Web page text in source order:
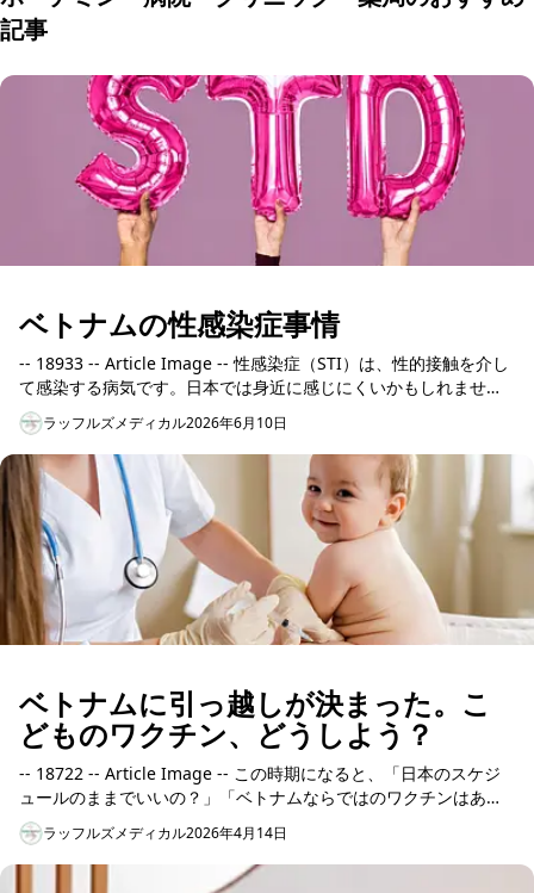
記事
ベトナムの性感染症事情
-- 18933 -- Article Image -- 性感染症（STI）は、性的接触を介し
て感染する病気です。日本では身近に感じにくいかもしれません
が、ベトナムでは医療環...
ラッフルズメディカル2026年6月10日
ベトナムに引っ越しが決まった。こ
どものワクチン、どうしよう？
-- 18722 -- Article Image -- この時期になると、「日本のスケジ
ュールのままでいいの？」「ベトナムならではのワクチンはある
の？」といったご相談を多く...
ラッフルズメディカル2026年4月14日